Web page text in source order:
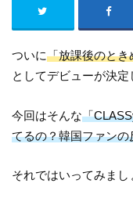
ついに「放課後のとき
としてデビューが決定
今回はそんな「
てるの？韓国ファン
それではいってみまし